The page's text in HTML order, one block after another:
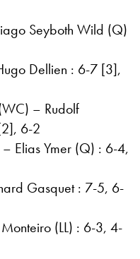
Seyboth Wild (Q)
Dellien : 6-7 [3],
– Rudolf
6-2
Elias Ymer (Q) : 6-4,
Gasquet : 7-5, 6-
(LL) : 6-3, 4-